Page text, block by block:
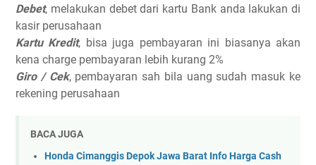
Debet, melakukan debet dari kartu Bank anda lakukan di
kasir perusahaan
Kartu Kredit, bisa juga pembayaran ini biasanya akan
kena charge pembayaran lebih kurang 2%
Giro / Cek, pembayaran sah bila uang sudah masuk ke
rekening perusahaan
BACA JUGA
Honda Cimanggis Depok Jawa Barat Info Harga Cash